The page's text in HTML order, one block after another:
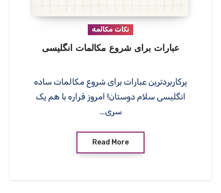
نکات مکالمه
عبارات برای شروع مکالمات انگلیسی
پرکاربردترین عبارات برای شروع مکالمات ساده
انگلیسی سلام دوستان! امروز قراره با هم یک
سری…
Read More